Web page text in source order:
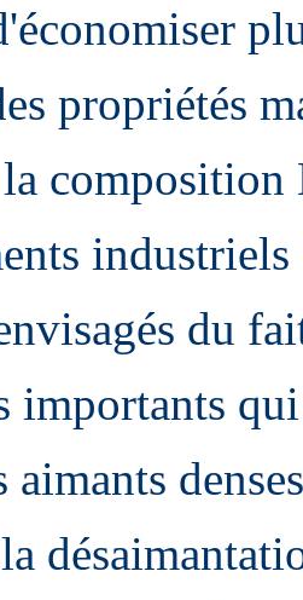
propriétés
industriels
du
importants
aimants